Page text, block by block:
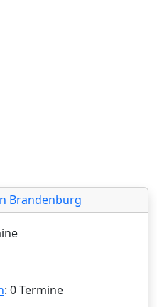
Brandenburg
: 0 Termine